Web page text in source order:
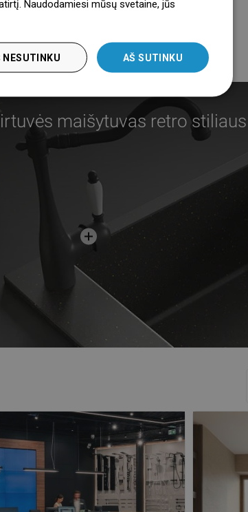
maišytuvas retro stiliaus
LITHUANIAN
HUNGARIAN
UKRAINIAN
CROATIAN
GREEK
SLOVENIAN
Naudodamiesi mūsų svetaine, jūs
AŠ SUTINKU
NESUTINKU